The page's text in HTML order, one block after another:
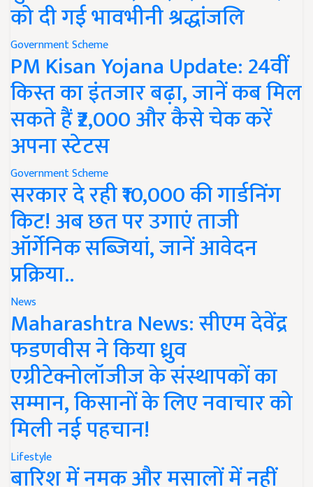
को दी गई भावभीनी श्रद्धांजलि
Government Scheme
PM Kisan Yojana Update: 24वीं
किस्त का इंतजार बढ़ा, जानें कब मिल
सकते हैं ₹2,000 और कैसे चेक करें
अपना स्टेटस
Government Scheme
सरकार दे रही ₹10,000 की गार्डनिंग
किट! अब छत पर उगाएं ताजी
ऑर्गेनिक सब्जियां, जानें आवेदन
प्रक्रिया..
News
Maharashtra News: सीएम देवेंद्र
फडणवीस ने किया ध्रुव
एग्रीटेक्नोलॉजीज के संस्थापकों का
सम्मान, किसानों के लिए नवाचार को
मिली नई पहचान!
Lifestyle
बारिश में नमक और मसालों में नहीं